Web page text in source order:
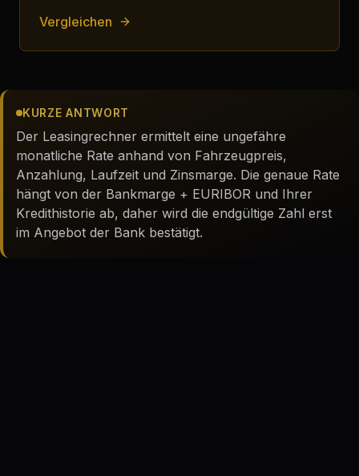
Vergleichen
KURZE ANTWORT
Der Leasingrechner ermittelt eine ungefähre
monatliche Rate anhand von Fahrzeugpreis,
Anzahlung, Laufzeit und Zinsmarge. Die genaue Rate
hängt von der Bankmarge + EURIBOR und Ihrer
Kredithistorie ab, daher wird die endgültige Zahl erst
im Angebot der Bank bestätigt.